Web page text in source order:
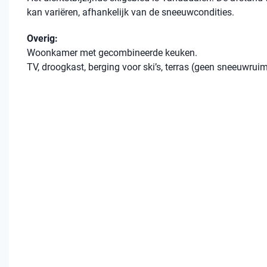
kan variëren, afhankelijk van de sneeuwcondities.
Overig:
Woonkamer met gecombineerde keuken.
TV, droogkast, berging voor ski’s, terras (geen